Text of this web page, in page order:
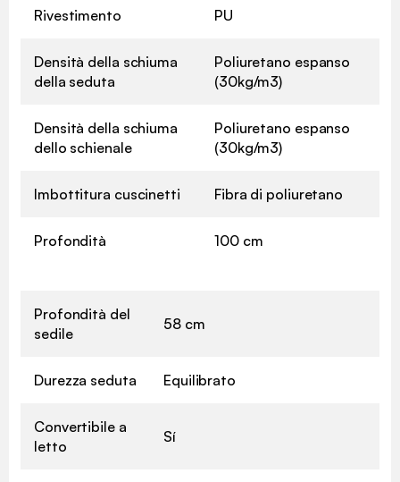
Rivestimento PU
Densità della schiuma
della seduta
Poliuretano espanso
(30kg/m3)
Densità della schiuma
dello schienale
Poliuretano espanso
(30kg/m3)
Imbottitura cuscinetti Fibra di poliuretano
Profondità 100 cm
Profondità del
sedile
58 cm
Durezza seduta Equilibrato
Convertibile a
letto
Sí